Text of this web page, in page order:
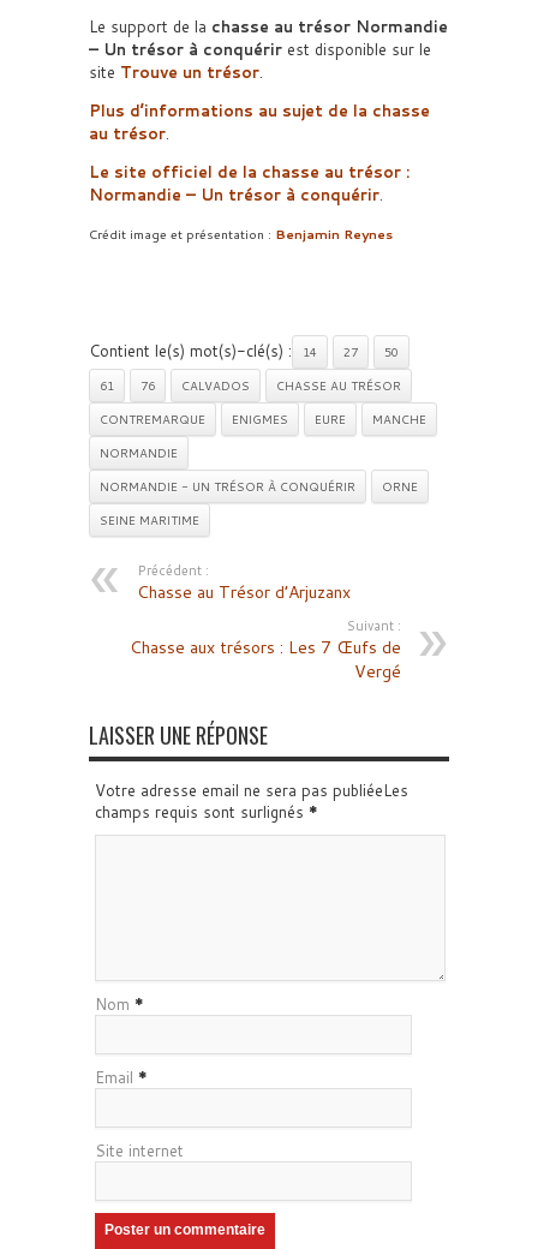
Le support de la chasse au trésor Normandie
– Un trésor à conquérir est disponible sur le
site Trouve un trésor.
Plus d’informations au sujet de la chasse
au trésor.
Le site officiel de la chasse au trésor :
Normandie – Un trésor à conquérir.
Crédit image et présentation : Benjamin Reynes
Contient le(s) mot(s)-clé(s) : 14 27
50
61
76 CALVADOS
CHASSE AU TRÉSOR
CONTREMARQUE
ENIGMES EURE
MANCHE
NORMANDIE
NORMANDIE - UN TRÉSOR À CONQUÉRIR
ORNE
SEINE MARITIME
Précédent :
Chasse au Trésor d’Arjuzanx
Suivant :
Chasse aux trésors : Les 7 Œufs de
Vergé
LAISSER UNE RÉPONSE
Votre adresse email ne sera pas publiéeLes
champs requis sont surlignés *
Nom *
Email *
Site internet